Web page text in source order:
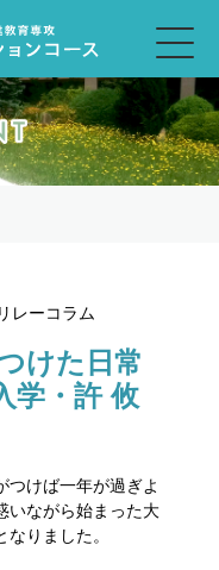
レーコラム
けた日常
学・許 攸
けば一年が過ぎよ
いながら始まった大
りました。